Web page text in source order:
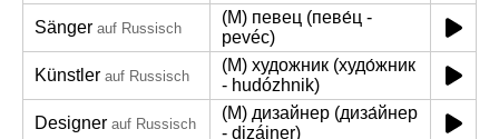
Sänger auf Russisch
(M) певец (певе́ц -
pevéc)
Künstler auf Russisch
(M) художник (худо́жник
- hudózhnik)
Designer auf Russisch
(M) дизайнер (диза́йнер
- dizájner)